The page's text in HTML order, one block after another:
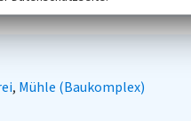
Mühle (Baukomplex)